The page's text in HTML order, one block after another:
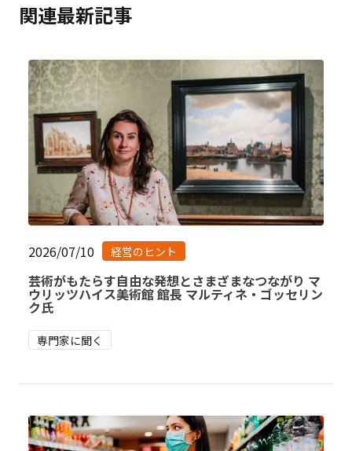
関連最新記事
2026/07/10 経営のヒント
芸術がもたらす自由な発想とさまざまなつながり マ
ウリッツハイス美術館 館長 マルティネ・ゴッセリン
ク氏
専門家に聞く